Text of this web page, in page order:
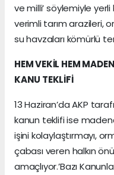
ve milli’ söylemiyle
verimli tarım arazileri,
su havzaları kömürlü
HEM VEKİL HEM
KANU TEKLİFİ
13 Haziran’da AKP
kanun teklifi ise
işini kolaylaştırmayı,
çabası veren halkın
amaçlıyor.’Bazı